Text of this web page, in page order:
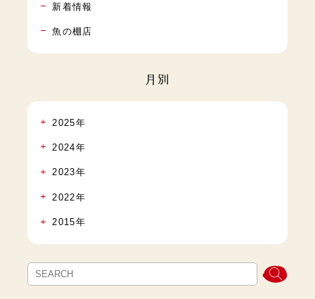
新着情報
魚の棚店
月別
2025年
2024年
2023年
2022年
2015年